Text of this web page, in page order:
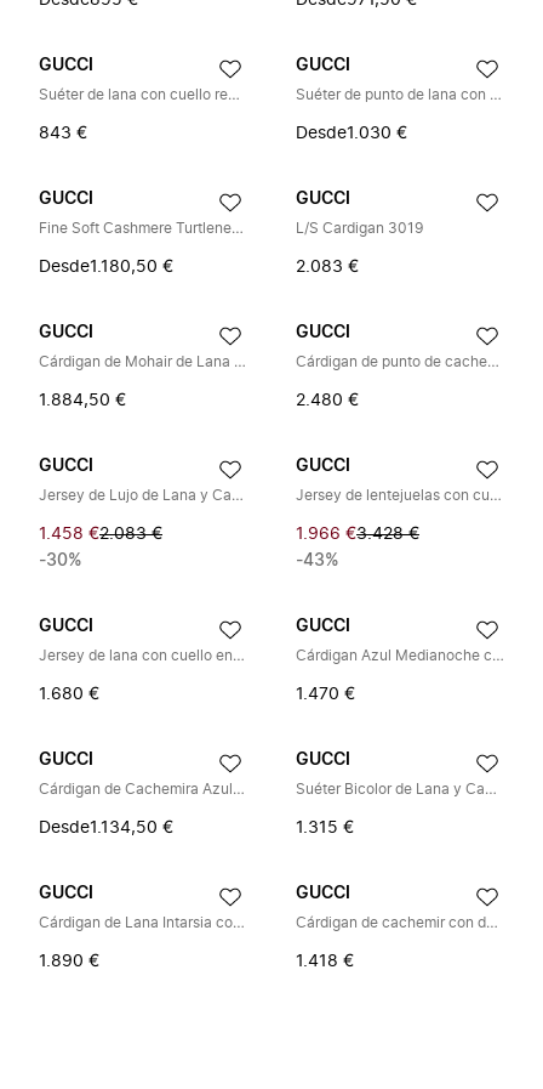
GUCCI
Suéter de lana con cuello redondo
843 €
GUCCI
Suéter de punto de lana con motivo Web
Desde1.030 €
GUCCI
Fine Soft Cashmere Turtleneck
Desde1.180,50 €
GUCCI
L/S Cardigan 3019
2.083 €
GUCCI
Cárdigan de Mohair de Lana Cepillada
1.884,50 €
GUCCI
Cárdigan de punto de cachemir
2.480 €
GUCCI
Jersey de Lujo de Lana y Cachemira
1.458 €2.083 €
-30%
GUCCI
Jersey de lentejuelas con cuello redondo y logo Jacquard
1.966 €3.428 €
-43%
GUCCI
Jersey de lana con cuello en V y logo bordado
1.680 €
GUCCI
Cárdigan Azul Medianoche con Botones Frontales
1.470 €
GUCCI
Cárdigan de Cachemira Azul Medianoche con Ribete de Raya Web
Desde1.134,50 €
GUCCI
Suéter Bicolor de Lana y Cachemira
1.315 €
GUCCI
Cárdigan de Lana Intarsia con Logo
1.890 €
GUCCI
Cárdigan de cachemir con detalle Horsebit
1.418 €